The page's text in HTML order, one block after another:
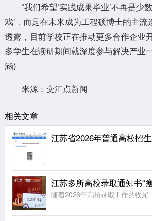
“我们希望‘实践成果毕业’不再是少
戏’，而是在未来成为工程硕博士的主流
透露，目前学校正在推动更多合作企业
多学生在读研期间就深度参与解决产业
涵)
来源：交汇点新闻
相关文章